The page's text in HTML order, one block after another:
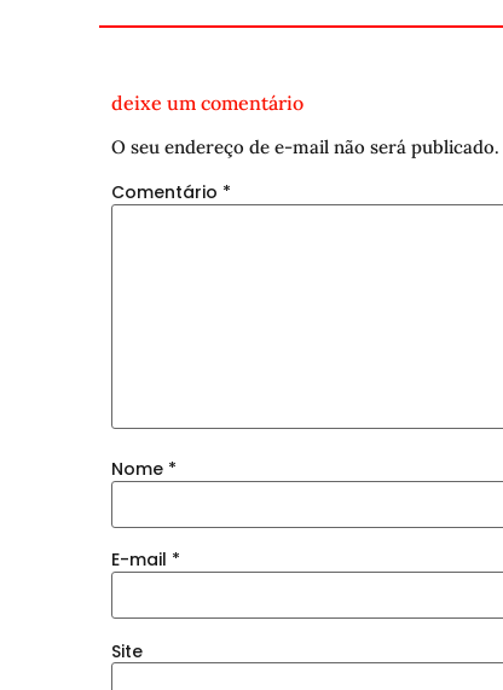
deixe um comentário
O seu endereço de e-mail não será publicado.
Comentário *
Nome *
E-mail *
Site